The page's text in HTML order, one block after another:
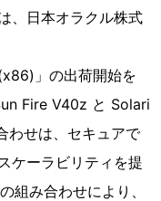
、日本オラクル株式
」の出荷開始を
Fire V40z と Solari
わせは、セキュアで
ケーラビリティを提
組み合わせにより、